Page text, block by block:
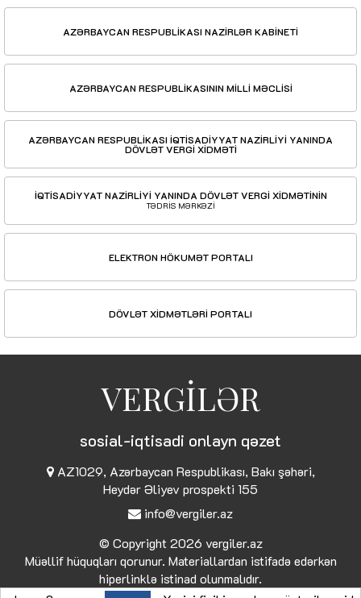
AZƏRBAYCAN RESPUBLİKASI NAZİRLƏR KABİNETİ
AZƏRBAYCAN RESPUBLİKASININ MİLLİ MƏCLİSİ
AZƏRBAYCAN RESPUBLİKASI İQTİSADİYYAT NAZİRLİYİ YANINDA
DÖVLƏT VERGİ XİDMƏTİ
İQTİSADİYYAT NAZİRLİYİ YANINDA DÖVLƏT VERGİ XİDMƏTİNİN
TƏDRİS MƏRKƏZİ
ELEKTRON HÖKUMƏT PORTALI
DÖVLƏT XİDMƏTLƏRİ PORTALI
VERGİLƏR
sosial-iqtisadi onlayn qəzet
AZ1029, Azərbaycan Respublikası, Bakı şəhəri,
Heydər Əliyev prospekti 155
info@vergiler.az
© Copyright 2026 vergiler.az
Müəllif hüquqları qorunur. Materiallardan istifadə edərkən
hiperlinklə istinad olunmalıdır.